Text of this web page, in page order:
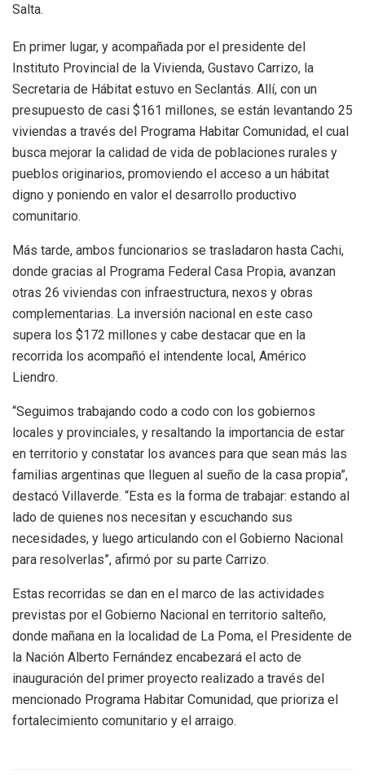
Salta.
En primer lugar, y acompañada por el presidente del
Instituto Provincial de la Vivienda, Gustavo Carrizo, la
Secretaria de Hábitat estuvo en Seclantás. Allí, con un
presupuesto de casi $161 millones, se están levantando 25
viviendas a través del Programa Habitar Comunidad, el cual
busca mejorar la calidad de vida de poblaciones rurales y
pueblos originarios, promoviendo el acceso a un hábitat
digno y poniendo en valor el desarrollo productivo
comunitario.
Más tarde, ambos funcionarios se trasladaron hasta Cachi,
donde gracias al Programa Federal Casa Propia, avanzan
otras 26 viviendas con infraestructura, nexos y obras
complementarias. La inversión nacional en este caso
supera los $172 millones y cabe destacar que en la
recorrida los acompañó el intendente local, Américo
Liendro.
“Seguimos trabajando codo a codo con los gobiernos
locales y provinciales, y resaltando la importancia de estar
en territorio y constatar los avances para que sean más las
familias argentinas que lleguen al sueño de la casa propia”,
destacó Villaverde. “Esta es la forma de trabajar: estando al
lado de quienes nos necesitan y escuchando sus
necesidades, y luego articulando con el Gobierno Nacional
para resolverlas”, afirmó por su parte Carrizo.
Estas recorridas se dan en el marco de las actividades
previstas por el Gobierno Nacional en territorio salteño,
donde mañana en la localidad de La Poma, el Presidente de
la Nación Alberto Fernández encabezará el acto de
inauguración del primer proyecto realizado a través del
mencionado Programa Habitar Comunidad, que prioriza el
fortalecimiento comunitario y el arraigo.